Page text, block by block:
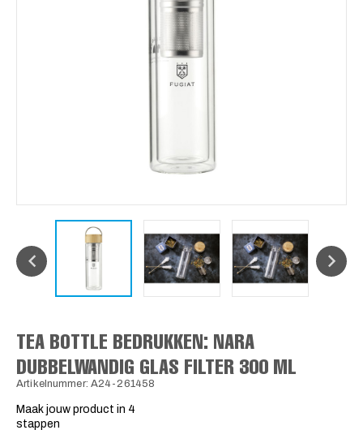
TEA BOTTLE BEDRUKKEN: NARA
DUBBELWANDIG GLAS FILTER 300 ML
Artikelnummer: A24-261458
Maak jouw product in 4
stappen